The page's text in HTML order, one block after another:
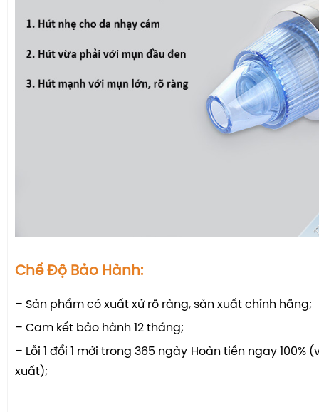
Chế Độ Bảo Hành:
– Sản phẩm có xuất xứ rõ ràng, sản xuất chính hãng;
– Cam kết bảo hành 12 tháng;
– Lỗi 1 đổi 1 mới trong 365 ngày Hoàn tiền ngay 100%
xuất);